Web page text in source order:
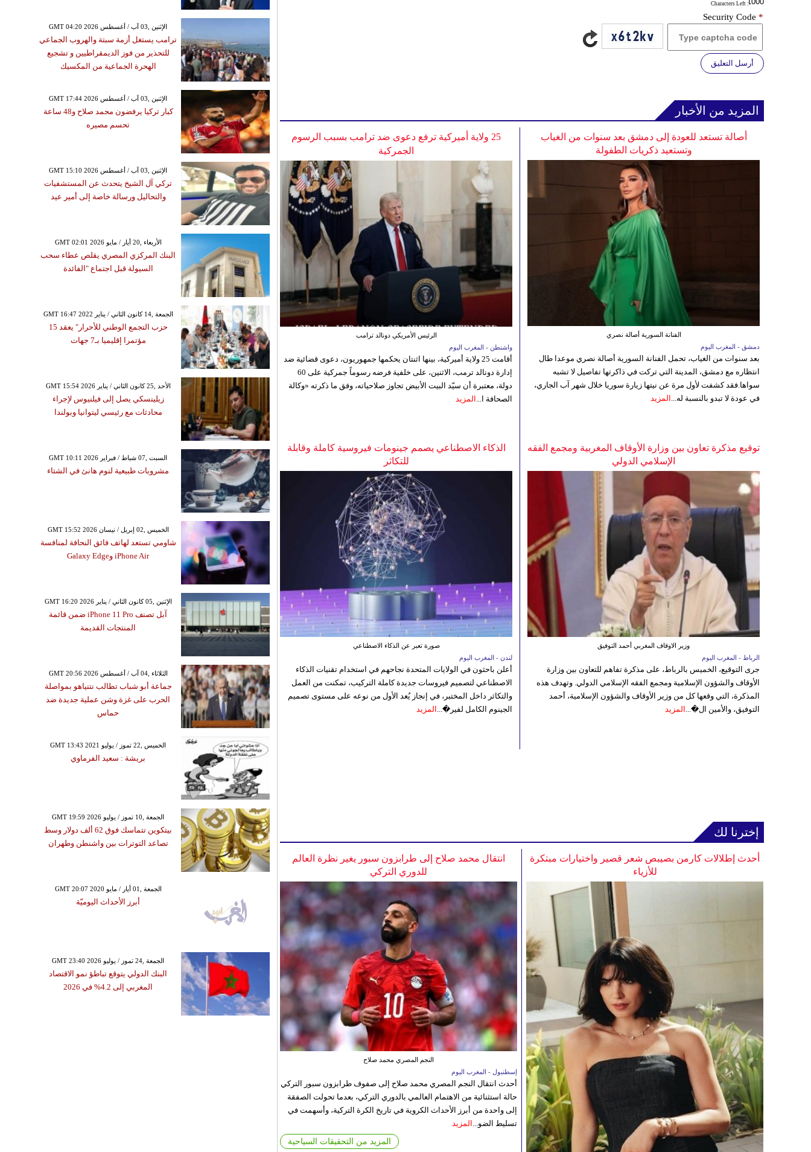
: Characters Left
Security Code *
أرسل التعليق
المزيد من الأخبار
25 ولاية أميركية ترفع دعوى ضد ترامب بسبب الرسوم
الجمركية
الرئيس الأمريكي دونالد ترامب
واشنطن - المغرب اليوم
أقامت 25 ولاية أميركية، بينها اثنتان يحكمها جمهوريون، دعوى قضائية ضد
إدارة دونالد ترمب، الاثنين، على خلفية فرضه رسوماً جمركية على 60
دولة، معتبرة أن سيّد البيت الأبيض تجاوز صلاحياته، وفق ما ذكرته «وكالة
الصحافة ا... المزيد
أصالة تستعد للعودة إلى دمشق بعد سنوات من الغياب
وتستعيد ذكريات الطفولة
الفنانة السورية أصالة نصري
دمشق - المغرب اليوم
بعد سنوات من الغياب، تحمل الفنانة السورية أصالة نصري موعدا طال
انتظاره مع دمشق، المدينة التي تركت في ذاكرتها تفاصيل لا تشبه
سواها.فقد كشفت لأول مرة عن نيتها زيارة سوريا خلال شهر آب الجاري،
في عودة لا تبدو بالنسبة له... المزيد
الذكاء الاصطناعي يصمم جينومات فيروسية كاملة وقابلة
للتكاثر
صورة تعبر عن الذكاء الاصطناعي
لندن - المغرب اليوم
أعلن باحثون في الولايات المتحدة نجاحهم في استخدام تقنيات الذكاء
الاصطناعي لتصميم فيروسات جديدة كاملة التركيب، تمكنت من العمل
والتكاثر داخل المختبر، في إنجاز يُعد الأول من نوعه على مستوى تصميم
الجينوم الكامل لفير�... المزيد
توقيع مذكرة تعاون بين وزارة الأوقاف المغربية ومجمع الفقه
الإسلامي الدولي
وزير الاوقاف المغربي أحمد التوفيق
الرباط - المغرب اليوم
جرى التوقيع، الخميس بالرباط، على مذكرة تفاهم للتعاون بين وزارة
الأوقاف والشؤون الإسلامية ومجمع الفقه الإسلامي الدولي. وتهدف هذه
المذكرة، التي وقعها كل من وزير الأوقاف والشؤون الإسلامية، أحمد
التوفيق، والأمين ال�... المزيد
إخترنا لك
انتقال محمد صلاح إلى طرابزون سبور يغير نظرة العالم
للدوري التركي
النجم المصري محمد صلاح
إسطنبول - المغرب اليوم
أحدث انتقال النجم المصري محمد صلاح إلى صفوف طرابزون سبور التركي
حالة استثنائية من الاهتمام العالمي بالدوري التركي، بعدما تحولت الصفقة
إلى واحدة من أبرز الأحداث الكروية في تاريخ الكرة التركية، وأسهمت في
تسليط الضو... المزيد
المزيد من التحقيقات السياحية
أحدث إطلالات كارمن بصيبص شعر قصير واختيارات مبتكرة
للأزياء
GMT 04:20 2026 الإثنين ,03 آب / أغسطس
ترامب يستغل أزمة سبتة والهروب الجماعي
للتحذير من فوز الديمقراطيين و تشجيع
الهحرة الجماعية من المكسيك
GMT 17:44 2026 الإثنين ,03 آب / أغسطس
كبار تركيا يرفضون محمد صلاح و48 ساعة
تحسم مصيره
GMT 15:10 2026 الإثنين ,03 آب / أغسطس
تركي آل الشيخ يتحدث عن المستشفيات
والتحاليل ورسالة خاصة إلى أمير عيد
GMT 02:01 2026 الأربعاء ,20 أيار / مايو
البنك المركزي المصري يقلص عطاء سحب
السيولة قبل اجتماع "الفائدة
GMT 16:47 2022 الجمعة ,14 كانون الثاني / يناير
حزب التجمع الوطني للأحرار" يعقد 15
مؤتمرا إقليميا بـ7 جهات
GMT 15:54 2026 الأحد ,25 كانون الثاني / يناير
زيلينسكي يصل إلى فيلنيوس لإجراء
محادثات مع رئيسي ليتوانيا وبولندا
GMT 10:11 2026 السبت ,07 شباط / فبراير
مشروبات طبيعية لنوم هانئ في الشتاء
GMT 15:52 2026 الخميس ,02 إبريل / نيسان
شاومي تستعد لهاتف فائق النحافة لمنافسة
iPhone Air وGalaxy Edge
GMT 16:20 2026 الإثنين ,05 كانون الثاني / يناير
آبل تصنف iPhone 11 Pro ضمن قائمة
المنتجات القديمة
GMT 20:56 2026 الثلاثاء ,04 آب / أغسطس
جماعة أبو شباب تطالب نتنياهو بمواصلة
الحرب على غزة وشن عملية جديدة ضد
حماس
GMT 13:43 2021 الخميس ,22 تموز / يوليو
بريشة : سعيد الفرماوي
GMT 19:59 2026 الجمعة ,10 تموز / يوليو
بيتكوين تتماسك فوق 62 ألف دولار وسط
تصاعد التوترات بين واشنطن وطهران
GMT 20:07 2020 الجمعة ,01 أيار / مايو
أبرز الأحداث اليوميّة
GMT 23:40 2026 الجمعة ,24 تموز / يوليو
البنك الدولي يتوقع تباطؤ نمو الاقتصاد
المغربي إلى 4.2% في 2026